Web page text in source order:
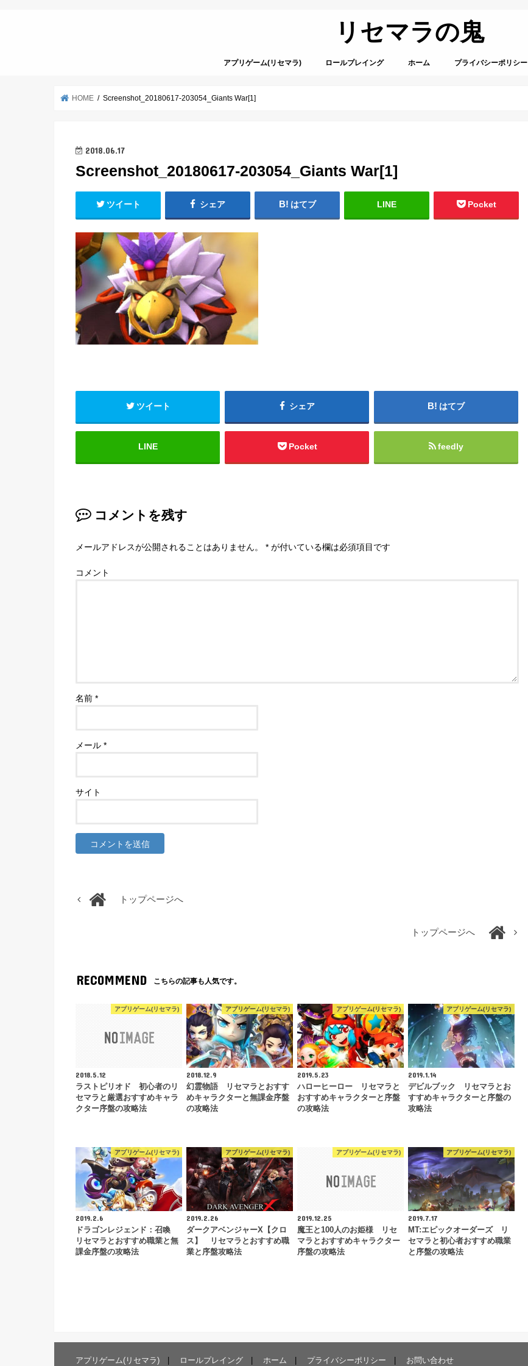
リセマラの鬼
アプリゲーム(リセマラ) ロールプレイング ホーム プライバシーポリシー
HOME Screenshot_20180617-203054_Giants War[1]
2018.06.17
Screenshot_20180617-203054_Giants War[1]
ツイート シェア はてブ LINE Pocket
ツイート シェア はてブ
LINE Pocket feedly
コメントを残す
メールアドレスが公開されることはありません。 * が付いている欄は必須項目です
コメント
名前 *
メール *
サイト
トップページへ
トップページへ
RECOMMEND こちらの記事も人気です。
アプリゲーム(リセマラ)
2018.5.12
ラストピリオド 初心者のリ
セマラと厳選おすすめキャラ
クター序盤の攻略法
アプリゲーム(リセマラ)
2018.12.9
幻霊物語 リセマラとおすす
めキャラクターと無課金序盤
の攻略法
アプリゲーム(リセマラ)
2019.5.23
ハローヒーロー リセマラと
おすすめキャラクターと序盤
の攻略法
アプリゲーム(リセマラ)
2019.1.14
デビルブック リセマラとお
すすめキャラクターと序盤の
攻略法
アプリゲーム(リセマラ)
2019.2.6
ドラゴンレジェンド：召喚
リセマラとおすすめ職業と無
課金序盤の攻略法
アプリゲーム(リセマラ)
2019.2.26
ダークアベンジャーX【クロ
ス】 リセマラとおすすめ職
業と序盤攻略法
アプリゲーム(リセマラ)
2019.12.25
魔王と100人のお姫様 リセ
マラとおすすめキャラクター
序盤の攻略法
アプリゲーム(リセマラ)
2019.7.17
MT:エピックオーダーズ リ
セマラと初心者おすすめ職業
と序盤の攻略法
アプリゲーム(リセマラ) ロールプレイング ホーム プライバシーポリシー お問い合わせ